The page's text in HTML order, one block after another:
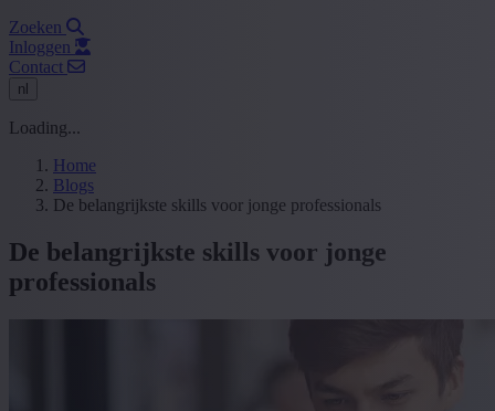
Zoeken
Inloggen
Contact
nl
Loading...
Home
Blogs
De belangrijkste skills voor jonge professionals
De belangrijkste skills voor jonge
professionals